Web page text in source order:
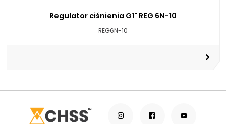
Regulator ciśnienia G1" REG 6N-10
REG6N-10